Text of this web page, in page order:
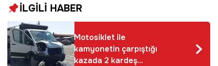
İLGİLİ HABER
Motosiklet ile
kamyonetin çarpıştığı
kazada 2 kardeş